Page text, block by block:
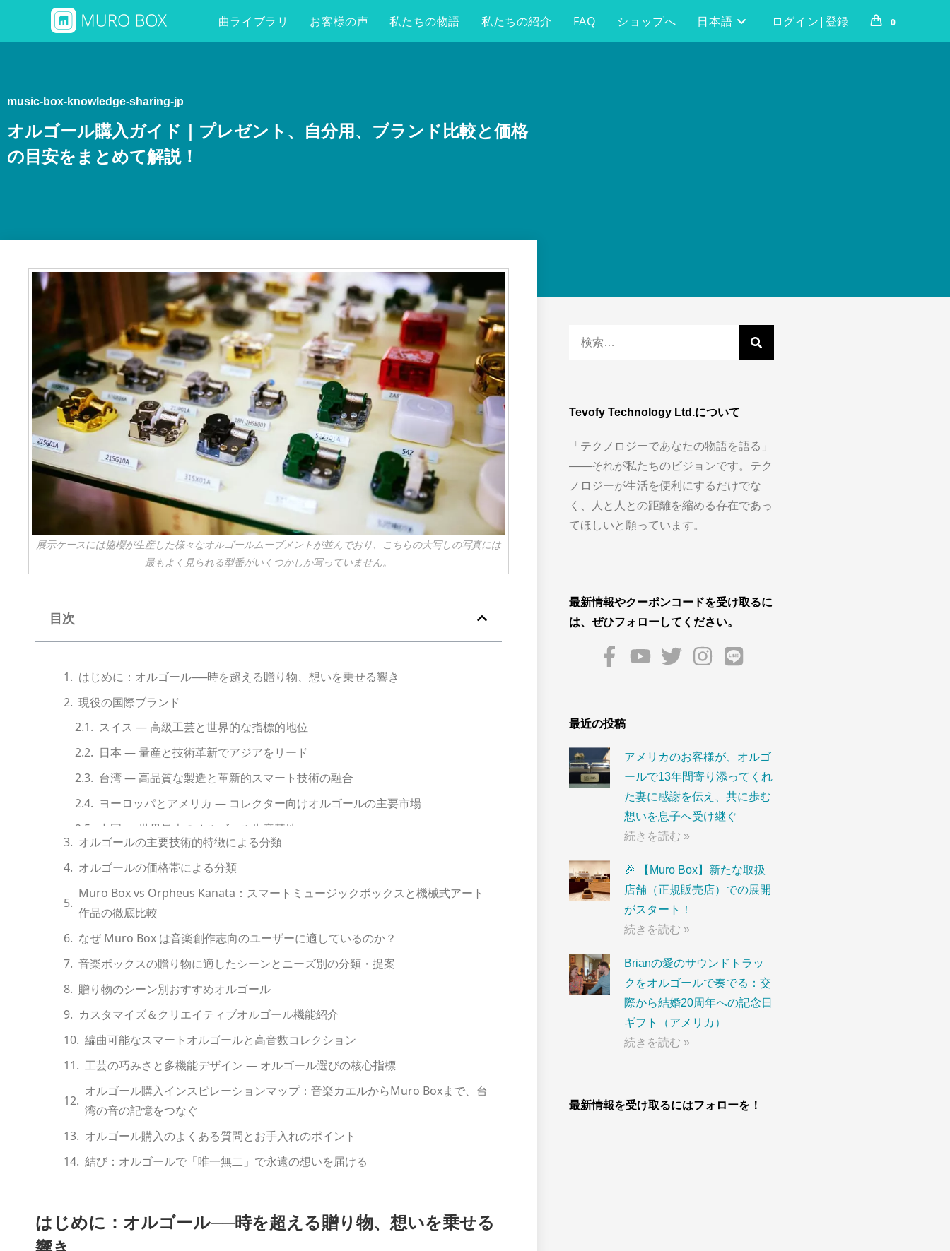
曲ライブラリ お客様の声 私たちの物語 私たちの紹介 FAQ ショップへ 日本語 ログイン|登録 0
music-box-knowledge-sharing-jp
オルゴール購入ガイド｜プレゼント、自分用、ブランド比較と価格
の目安をまとめて解説！
展示ケースには協櫻が生産した様々なオルゴールムーブメントが並んでおり、こちらの大写しの写真には
最もよく見られる型番がいくつかしか写っていません。
目次
はじめに：オルゴール──時を超える贈り物、想いを乗せる響き
現役の国際ブランド
スイス — 高級工芸と世界的な指標的地位
日本 — 量産と技術革新でアジアをリード
台湾 — 高品質な製造と革新的スマート技術の融合
ヨーロッパとアメリカ — コレクター向けオルゴールの主要市場
中国 — 世界最大のオルゴール生産基地
オルゴールの主要技術的特徴による分類
オルゴールの価格帯による分類
Muro Box vs Orpheus Kanata：スマートミュージックボックスと機械式アート
作品の徹底比較
なぜ Muro Box は音楽創作志向のユーザーに適しているのか？
音楽ボックスの贈り物に適したシーンとニーズ別の分類・提案
贈り物のシーン別おすすめオルゴール
カスタマイズ＆クリエイティブオルゴール機能紹介
編曲可能なスマートオルゴールと高音数コレクション
工芸の巧みさと多機能デザイン ― オルゴール選びの核心指標
オルゴール購入インスピレーションマップ：音楽カエルからMuro Boxまで、台
湾の音の記憶をつなぐ
オルゴール購入のよくある質問とお手入れのポイント
はじめに：オルゴール──時を超える贈り物、想いを乗せる
Tevofy Technology Ltd.について
「テクノロジーであなたの物語を語る」
——それが私たちのビジョンです。テク
ノロジーが生活を便利にするだけでな
く、人と人との距離を縮める存在であっ
てほしいと願っています。
最新情報やクーポンコードを受け取るに
は、ぜひフォローしてください。
最近の投稿
アメリカのお客様が、オルゴ
ールで13年間寄り添ってくれ
た妻に感謝を伝え、共に歩む
想いを息子へ受け継ぐ
続きを読む »
🎉 【Muro Box】新たな取扱
店舗（正規販売店）での展開
がスタート！
続きを読む »
Brianの愛のサウンドトラッ
クをオルゴールで奏でる：交
際から結婚20周年への記念日
ギフト（アメリカ）
続きを読む »
最新情報を受け取るにはフォローを！